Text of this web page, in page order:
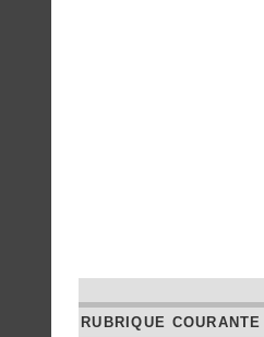
RUBRIQUE COURANTE